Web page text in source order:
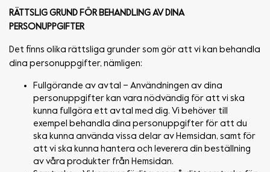
RÄTTSLIG GRUND FÖR BEHANDLING AV DINA
PERSONUPPGIFTER
Det finns olika rättsliga grunder som gör att vi kan behandla
dina personuppgifter, nämligen:
Fullgörande av avtal – Användningen av dina
personuppgifter kan vara nödvändig för att vi ska
kunna fullgöra ett avtal med dig. Vi behöver till
exempel behandla dina personuppgifter för att du
ska kunna använda vissa delar av Hemsidan, samt för
att vi ska kunna hantera och leverera din beställning
av våra produkter från Hemsidan.